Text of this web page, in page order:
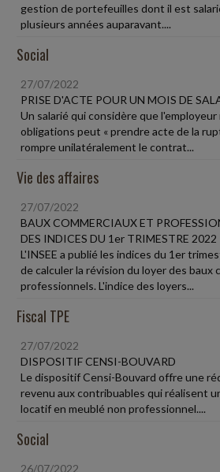
gestion de portefeuilles dont il est
plusieurs années auparavant....
Social
27/07/2022
PRISE D'ACTE POUR UN MOIS DE
Un salarié qui considère que
obligations peut « prendre acte de la
rompre unilatéralement le contrat...
Vie des affaires
27/07/2022
BAUX COMMERCIAUX ET
DES INDICES DU 1er TRIMESTRE 2022
L'INSEE a publié les indices du 1er
de calculer la révision du loyer des baux
professionnels. L'indice des loyers...
Fiscal TPE
27/07/2022
DISPOSITIF CENSI-BOUVARD
Le dispositif Censi-Bouvard offre une
revenu aux contribuables qui réalisent
locatif en meublé non professionnel....
Social
26/07/2022